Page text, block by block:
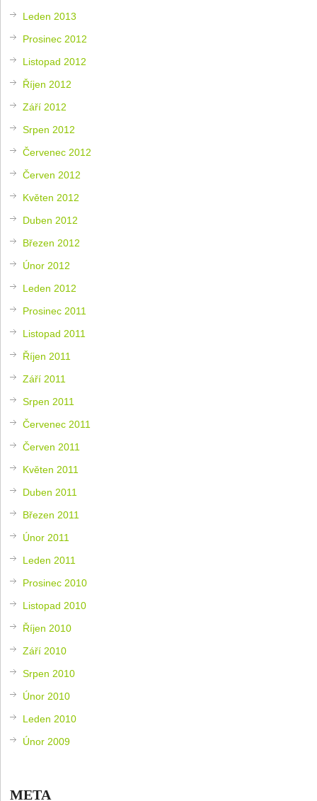
Leden 2013
Prosinec 2012
Listopad 2012
Říjen 2012
Září 2012
Srpen 2012
Červenec 2012
Červen 2012
Květen 2012
Duben 2012
Březen 2012
Únor 2012
Leden 2012
Prosinec 2011
Listopad 2011
Říjen 2011
Září 2011
Srpen 2011
Červenec 2011
Červen 2011
Květen 2011
Duben 2011
Březen 2011
Únor 2011
Leden 2011
Prosinec 2010
Listopad 2010
Říjen 2010
Září 2010
Srpen 2010
Únor 2010
Leden 2010
Únor 2009
META